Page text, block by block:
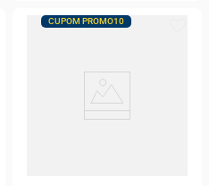
CUPOM PROMO10